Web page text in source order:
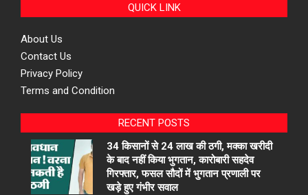
QUICK LINK
About Us
Contact Us
Privacy Policy
Terms and Condition
RECENT POSTS
34 किसानों से 24 लाख की ठगी, मक्का खरीदी
के बाद नहीं किया भुगतान, कारोबारी सहदेव
गिरफ्तार, फसल सौदों में भुगतान प्रणाली पर
खड़े हुए गंभीर सवाल